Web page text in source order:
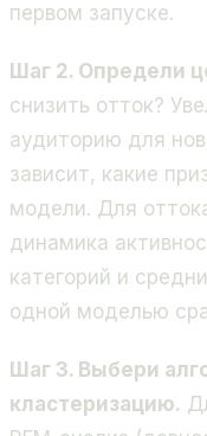
первом запуске.
Шаг 2. Определи
снизить отток?
аудиторию для
зависит, какие
модели. Для
динамика
категорий и
одной моделью
Шаг 3. Выбери
кластеризацию.